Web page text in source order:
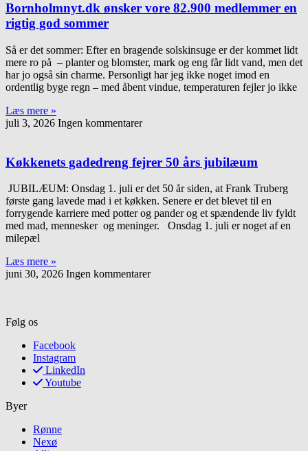
Bornholmnyt.dk ønsker vore 82.900 medlemmer en
rigtig god sommer
Så er det sommer: Efter en bragende solskinsuge er der kommet lidt
mere ro på – planter og blomster, mark og eng får lidt vand, men det
har jo også sin charme. Personligt har jeg ikke noget imod en
ordentlig byge regn – med åbent vindue, temperaturen fejler jo ikke
Læs mere »
juli 3, 2026 Ingen kommentarer
Køkkenets gadedreng fejrer 50 års jubilæum
JUBILÆUM: Onsdag 1. juli er det 50 år siden, at Frank Truberg
første gang lavede mad i et køkken. Senere er det blevet til en
forrygende karriere med potter og pander og et spændende liv fyldt
med mad, mennesker og meninger. Onsdag 1. juli er noget af en
milepæl
Læs mere »
juni 30, 2026 Ingen kommentarer
Følg os
Facebook
Instagram
LinkedIn
Youtube
Byer
Rønne
Nexø